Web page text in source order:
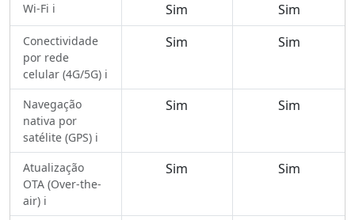
Wi-Fi ℹ️ Sim Sim
Conectividade
por rede
celular (4G/5G) ℹ️
Sim Sim
Navegação
nativa por
satélite (GPS) ℹ️
Sim Sim
Atualização
OTA (Over-the-
air) ℹ️
Sim Sim